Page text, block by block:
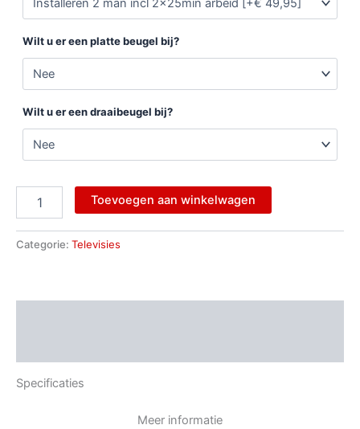
Wilt u er een platte beugel bij?
Wilt u er een draaibeugel bij?
Toevoegen aan winkelwagen
Categorie: Televisies
Specificaties
Meer informatie